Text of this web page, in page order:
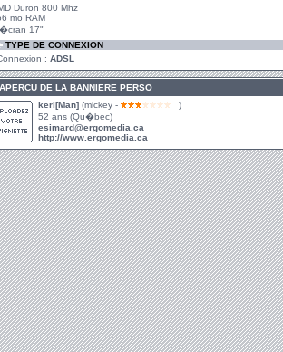
Duron 800 Mhz
mo RAM
17"
TYPE DE CONNEXION
: ADSL
APERCU DE LA BANNIERE PERSO
keri[Man] (mickey -
)
52 ans (Qu�bec)
esimard@ergomedia.ca
http://www.ergomedia.ca